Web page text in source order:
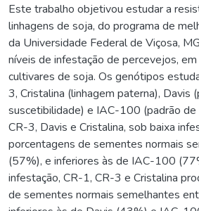
Este trabalho objetivou estudar a
linhagens de soja, do programa de
da Universidade Federal de Viçosa,
níveis de infestação de percevejos,
cultivares de soja. Os genótipos
3, Cristalina (linhagem paterna), Davis
suscetibilidade) e IAC-100 (padrão de
CR-3, Davis e Cristalina, sob baixa
porcentagens de sementes normais
(57%), e inferiores às de IAC-100
infestação, CR-1, CR-3 e Cristalina
de sementes normais semelhantes